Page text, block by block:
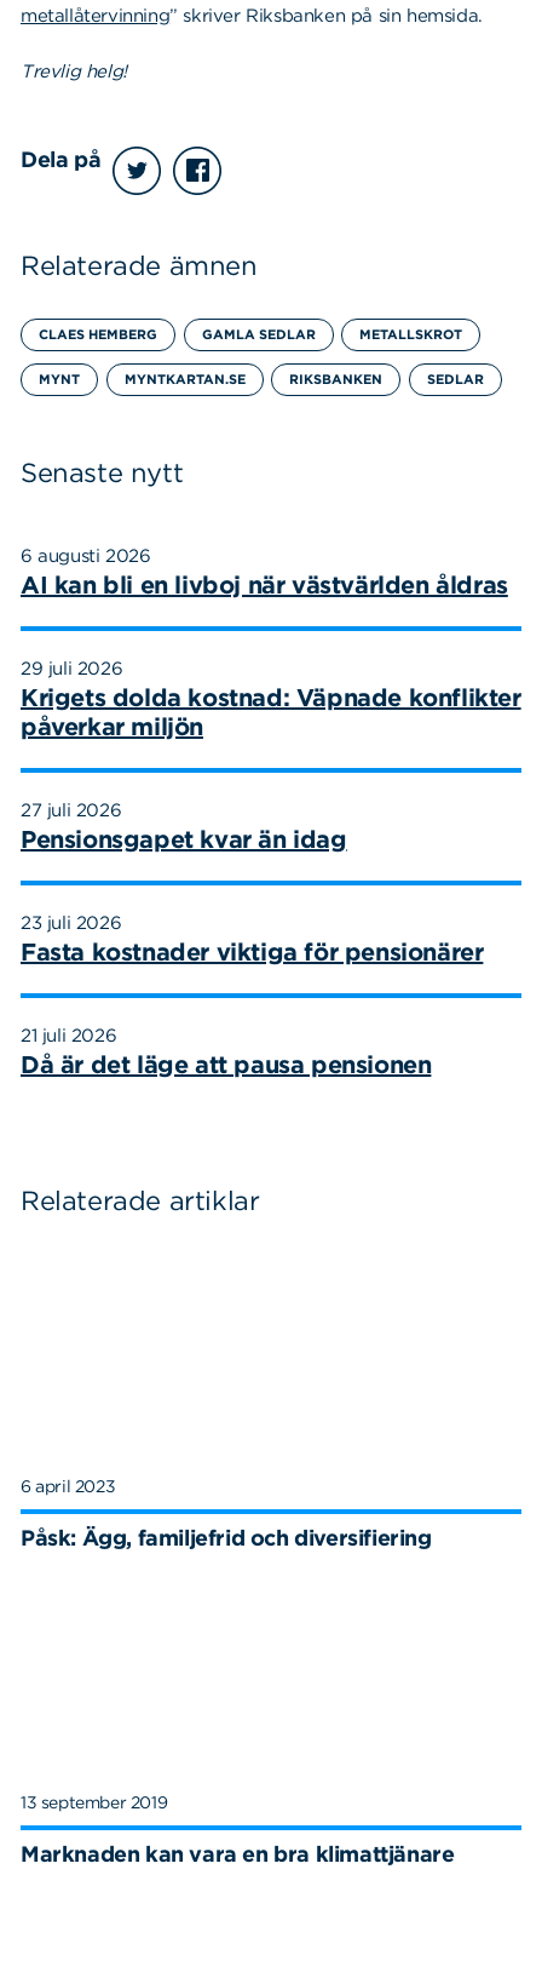
metallåtervinning” skriver Riksbanken på sin hemsida.
Trevlig helg!
Dela på
Relaterade ämnen
CLAES HEMBERG GAMLA SEDLAR METALLSKROT
MYNT MYNTKARTAN.SE RIKSBANKEN SEDLAR
Senaste nytt
6 augusti 2026
AI kan bli en livboj när västvärlden åldras
29 juli 2026
Krigets dolda kostnad: Väpnade konflikter
påverkar miljön
27 juli 2026
Pensionsgapet kvar än idag
23 juli 2026
Fasta kostnader viktiga för pensionärer
21 juli 2026
Då är det läge att pausa pensionen
Relaterade artiklar
6 april 2023
Påsk: Ägg, familjefrid och diversifiering
13 september 2019
Marknaden kan vara en bra klimattjänare